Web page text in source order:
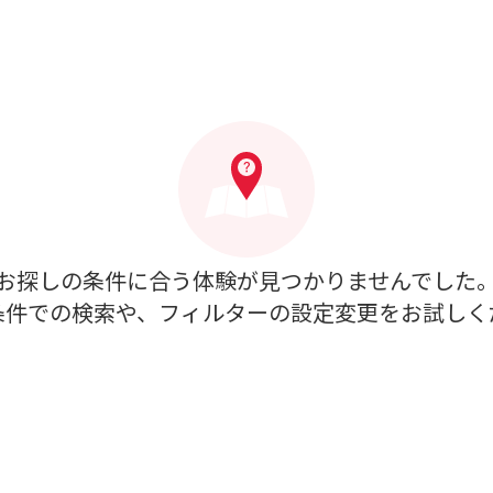
探しの条件に合う体験が見つかりませんでした。
での検索や、フィルターの設定変更をお試しく